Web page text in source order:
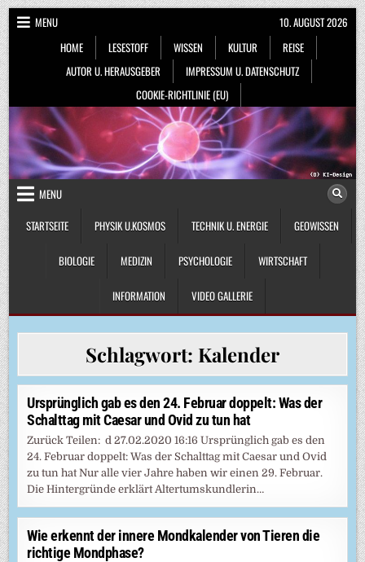
Skip
to
content
MENU
HOME
LESESTOFF WISSEN KULTUR
REISE
AUTOR U. HERAUSGEBER
IMPRESSUM U. DATENSCHUTZ
COOKIE-RICHTLINIE (EU)
10. AUGUST 2026
MENU
STARTSEITE
PHYSIK U.KOSMOS TECHNIK U. ENERGIE GEOWISSEN
BIOLOGIE MEDIZIN PSYCHOLOGIE WIRTSCHAFT
INFORMATION VIDEO GALLERIE
Schlagwort: Kalender
Ursprünglich gab es den 24. Februar doppelt: Was der
Schalttag mit Caesar und Ovid zu tun hat
Zurück Teilen: d 27.02.2020 16:16 Ursprünglich gab es den
24. Februar doppelt: Was der Schalttag mit Caesar und Ovid
zu tun hat Nur alle vier Jahre haben wir einen 29. Februar.
Die Hintergründe erklärt Altertumskundlerin…
Wie erkennt der innere Mondkalender von Tieren die
richtige Mondphase?